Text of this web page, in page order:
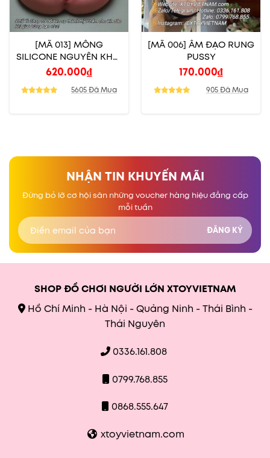
[MÃ 013] MÔNG
SILICONE NGUYÊN KHỐI
NGỬA 3KG
620.000₫
5605 Đã Mua
[MÃ 006] ÂM ĐẠO RUNG
PUSSY
170.000₫
905 Đã Mua
NHẬN TIN KHUYẾN MÃI
Đừng bỏ lỡ cơ hội săn những voucher hàng hiệu đẳng cấp
mỗi tuần
SHOP ĐỒ CHƠI NGƯỜI LỚN XTOYVIETNAM
Hồ Chí Minh - Hà Nội - Quảng Ninh - Thái Bình -
Thái Nguyên
0336.161.808
0799.768.855
0868.555.647
xtoyvietnam.com